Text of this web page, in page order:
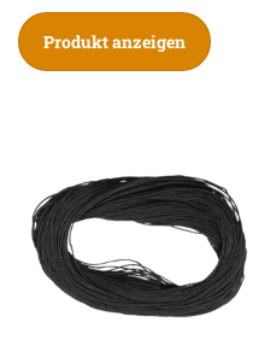
Produkt anzeigen